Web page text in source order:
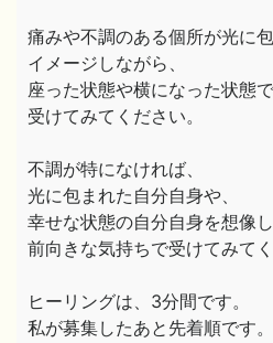
痛みや不調のある個所が光に
イメージしながら、
座った状態や横になった状態で
受けてみてください。
不調が特になければ、
光に包まれた自分自身や、
幸せな状態の自分自身を想像し
前向きな気持ちで受けてみてく
ヒーリングは、3分間です。
私が募集したあと先着順です。